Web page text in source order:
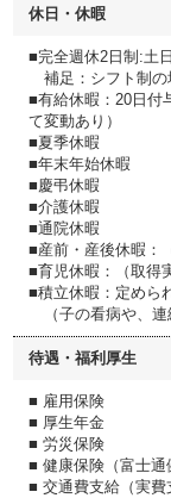
休日・休暇
■完全週休2日制:土
補足：シフト制
■有給休暇：20日付
て変動あり）
■夏季休暇
■年末年始休暇
■慶弔休暇
■介護休暇
■通院休暇
■産前・産後休暇：
■育児休暇：（取得
■積立休暇：定めら
（子の看病や、連
待遇・福利厚生
■ 雇用保険
■ 厚生年金
■ 労災保険
■ 健康保険（富士通
■ 交通費支給（実